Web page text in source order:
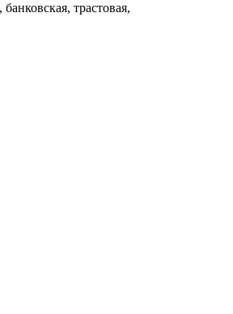
трастовая,